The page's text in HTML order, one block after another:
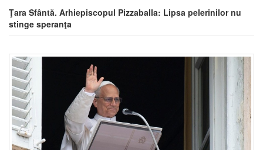
Ţara Sfântă. Arhiepiscopul Pizzaballa: Lipsa pelerinilor nu
stinge speranţa